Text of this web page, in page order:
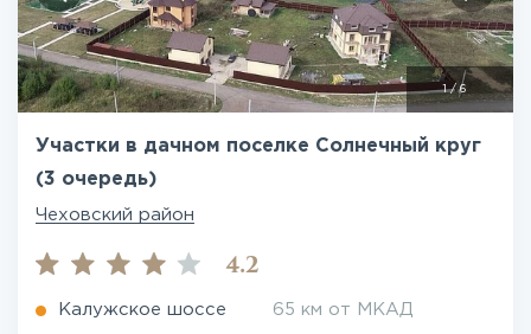
1/6
Участки в дачном поселке Солнечный круг
(3 очередь)
Чеховский район
4.2
Калужское шоссе 65 км от МКАД